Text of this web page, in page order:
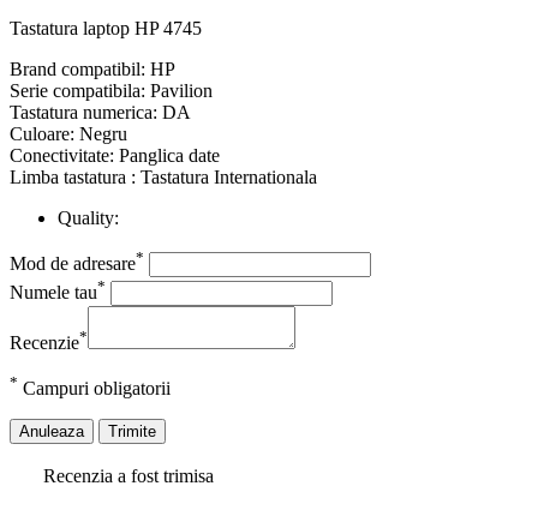
Tastatura laptop HP 4745
Brand compatibil: HP
Serie compatibila: Pavilion
Tastatura numerica: DA
Culoare: Negru
Conectivitate: Panglica date
Limba tastatura : Tastatura Internationala
Quality:
Mod de adresare*
Numele tau*
Recenzie*
* Campuri obligatorii
Anuleaza Trimite
Recenzia a fost trimisa